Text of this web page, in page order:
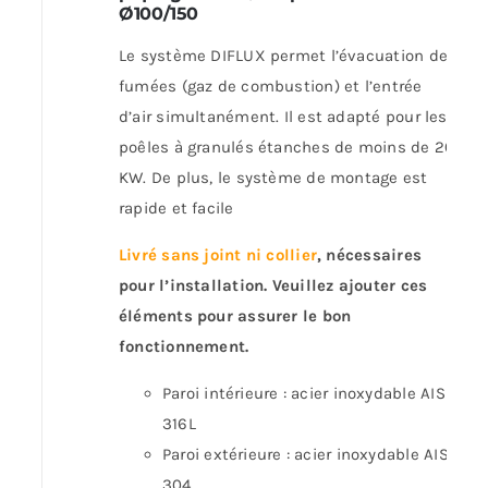
Ø100/150
Le système DIFLUX permet l’évacuation des
fumées (gaz de combustion) et l’entrée
d’air simultanément. Il est adapté pour les
poêles à granulés étanches de moins de 20
KW. De plus, le système de montage est
rapide et facile
Livré sans joint ni collier, nécessaires
pour l’installation. Veuillez ajouter ces
éléments pour assurer le bon
fonctionnement.
Paroi intérieure : acier inoxydable AISI
316L
Paroi extérieure : acier inoxydable AISI